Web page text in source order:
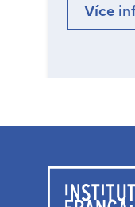
Více